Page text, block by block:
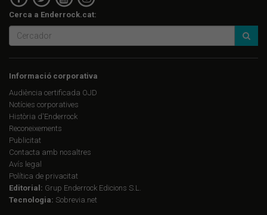
Cerca a Enderrock.cat:
Informació corporativa
Audiència certificada OJD
Notícies corporatives
Història d'Enderrock
Reconeixements
Publicitat
Contacta amb nosaltres
Avís legal
Política de privacitat
Editorial: Grup Enderrock Edicions S.L.
Tecnologia: Sobrevia.net